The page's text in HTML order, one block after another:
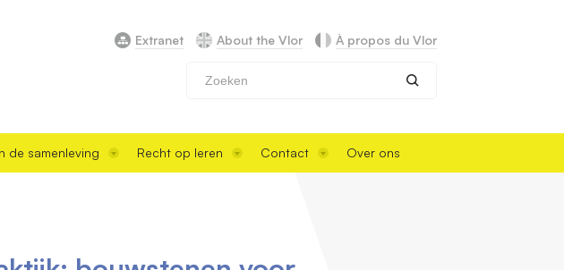
Extranet About the Vlor À propos du Vlor
de samenleving Recht op leren Contact Over ons